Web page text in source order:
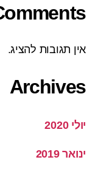
אין תגובות להציג.
Archives
יולי 2020
ינואר 2019